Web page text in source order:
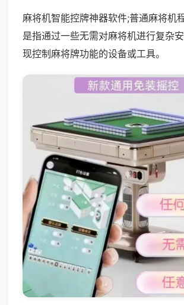
麻将机智能控牌神器软件;普通麻将机
是指通过一些无需对麻将机进行复杂
现控制麻将牌功能的设备或工具。